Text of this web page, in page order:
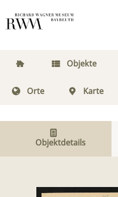
Objekte
Orte Karte
Objektdetails